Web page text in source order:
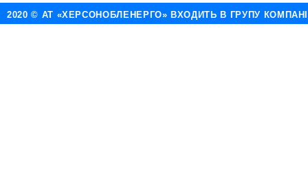
2020 © АТ «ХЕРСОНОБЛЕНЕРГО» ВХОДИТЬ В ГРУПУ